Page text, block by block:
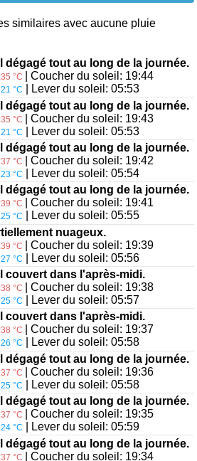
similaires avec aucune pluie
dégagé tout au long de la journée.
°C | Coucher du soleil: 19:44
°C
| Lever du soleil: 05:53
dégagé tout au long de la journée.
°C | Coucher du soleil: 19:43
°C
| Lever du soleil: 05:53
dégagé tout au long de la journée.
°C | Coucher du soleil: 19:42
°C
| Lever du soleil: 05:54
dégagé tout au long de la journée.
°C | Coucher du soleil: 19:41
°C
| Lever du soleil: 05:55
nuageux.
°C | Coucher du soleil: 19:39
°C
| Lever du soleil: 05:56
couvert dans l'après-midi.
°C | Coucher du soleil: 19:38
°C
| Lever du soleil: 05:57
couvert dans l'après-midi.
°C | Coucher du soleil: 19:37
°C
| Lever du soleil: 05:58
dégagé tout au long de la journée.
°C | Coucher du soleil: 19:36
°C
| Lever du soleil: 05:58
dégagé tout au long de la journée.
°C | Coucher du soleil: 19:35
°C
| Lever du soleil: 05:59
dégagé tout au long de la journée.
°C | Coucher du soleil: 19:34